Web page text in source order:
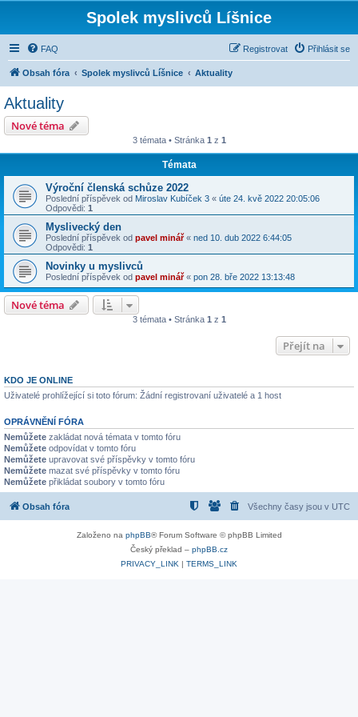
Spolek myslivců Líšnice
FAQ Přihlásit se
Registrovat
Obsah fóra Spolek myslivců Líšnice Aktuality
Aktuality
Nové téma
3 témata • Stránka 1 z 1
Témata
Výroční členská schůze 2022
Poslední příspěvek od Miroslav Kubíček 3 « úte 24. kvě 2022 20:05:06
Odpovědi: 1
Myslivecký den
Poslední příspěvek od pavel minář« ned 10. dub 2022 6:44:05
Odpovědi: 1
Novinky u myslivců
Poslední příspěvek od pavel minář« pon 28. bře 2022 13:13:48
Nové téma
3 témata • Stránka 1 z 1
Přejít na
KDO JE ONLINE
Uživatelé prohlížející si toto fórum: Žádní registrovaní uživatelé a 1 host
OPRÁVNĚNÍ FÓRA
Nemůžete zakládat nová témata v tomto fóru
Nemůžete odpovídat v tomto fóru
Nemůžete upravovat své příspěvky v tomto fóru
Nemůžete mazat své příspěvky v tomto fóru
Nemůžete přikládat soubory v tomto fóru
Obsah fóra Všechny časy jsou v UTC
Založeno na phpBB® Forum Software © phpBB Limited
Český překlad – phpBB.cz
PRIVACY_LINK | TERMS_LINK